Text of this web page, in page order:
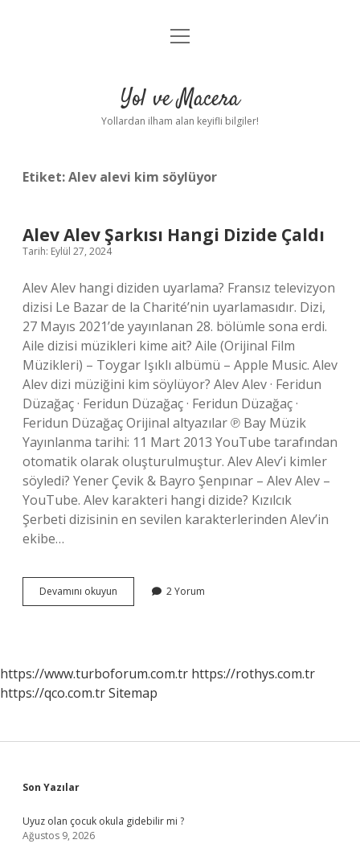
Anasayfa
Yasal Uyarı
menüyü
Yol ve Macera
Yollardan ilham alan keyifli bilgiler!
Etiket:Alev alevi kim söylüyor
Alev Alev Şarkısı Hangi Dizide Çaldı
Tarih: Eylül 27, 2024
Alev Alev hangi diziden uyarlama? Fransız televizyon
dizisi Le Bazar de la Charité’nin uyarlamasıdır. Dizi,
27 Mayıs 2021’de yayınlanan 28. bölümle sona erdi.
Aile dizisi müzikleri kime ait? ‎Aile (Orijinal Film
Müzikleri) – Toygar Işıklı albümü – Apple Music. Alev
Alev dizi müziğini kim söylüyor? Alev Alev · Feridun
Düzağaç · Feridun Düzağaç · Feridun Düzağaç ·
Feridun Düzağaç Orijinal altyazılar ℗ Bay Müzik
Yayınlanma tarihi: 11 Mart 2013 YouTube tarafından
otomatik olarak oluşturulmuştur. Alev Alev’i kimler
söyledi? Yener Çevik & Bayro Şenpınar – Alev Alev –
YouTube. Alev karakteri hangi dizide? Kızılcık
Şerbeti dizisinin en sevilen karakterlerinden Alev’in
ekibe…
Devamını okuyun
Alev
2 Yorum
https://www.turboforum.com.tr https://rothys.com.tr
https://qco.com.trSitemap
Sidebar
Son Yazılar
Uyuz olan çocuk okula gidebilir mi ?
Ağustos 9, 2026